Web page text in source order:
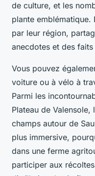
de culture, et les
plante emblématique.
par leur région,
anecdotes et des
Vous pouvez
voiture ou à vélo à
Parmi les
Plateau de
champs autour de
plus immersive,
dans une ferme
participer aux